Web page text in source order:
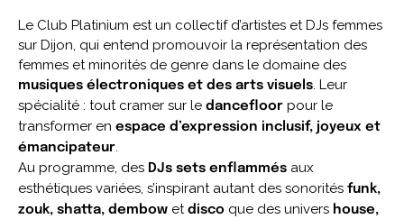
Le Club Platinium est un collectif d’artistes et DJs femmes
sur Dijon, qui entend promouvoir la représentation des
femmes et minorités de genre dans le domaine des
musiques électroniques et des arts visuels. Leur
spécialité : tout cramer sur le dancefloor pour le
transformer en espace d’expression inclusif, joyeux et
émancipateur.
Au programme, des DJs sets enflammés aux
esthétiques variées, s’inspirant autant des sonorités funk,
zouk, shatta, dembow etdisco que des univers house,